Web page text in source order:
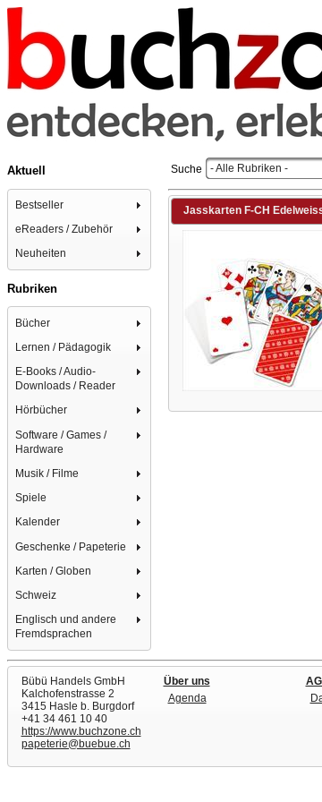
Aktuell
Bestseller
eReaders / Zubehör
Neuheiten
Rubriken
Bücher
Lernen / Pädagogik
E-Books / Audio-
Downloads / Reader
Hörbücher
Software / Games /
Hardware
Musik / Filme
Spiele
Kalender
Geschenke / Papeterie
Karten / Globen
Schweiz
Englisch und andere
Fremdsprachen
Suche - Alle Rubriken -
Jasskarten F-CH
Bübü Handels GmbH
Kalchofenstrasse 2
3415 Hasle b. Burgdorf
+41 34 461 10 40
https://www.buchzone.ch
papeterie@buebue.ch
Über uns
Agenda